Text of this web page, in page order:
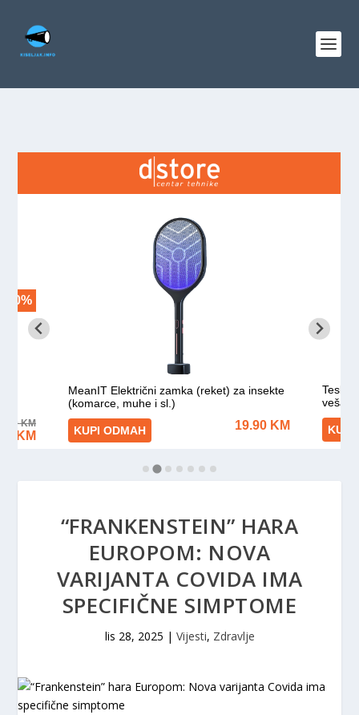
“FRANKENSTEIN” HARA
EUROPOM: NOVA
VARIJANTA COVIDA IMA
SPECIFIČNE SIMPTOME
lis 28, 2025 | Vijesti, Zdravlje